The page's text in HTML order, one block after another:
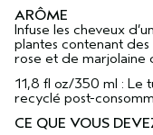
ARÔME
Infuse les cheveux
plantes contenant des
rose et de marjolaine
11,8 fl oz/350 ml : Le
recyclé post-
CE QUE VOUS